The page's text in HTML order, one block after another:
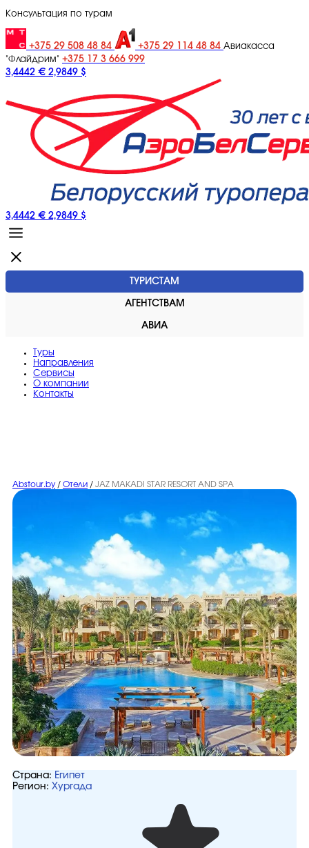
Консультация по турам
+375 29 508 48 84 +375 29 114 48 84 Авиакасса
"Флайдрим" +375 17 3 666 999
3,4442 € 2,9849 $
3,4442 € 2,9849 $
ТУРИСТАМ
АГЕНТСТВАМ
АВИА
Туры
Направления
Сервисы
O компании
Контакты
Abstour.by / Отели / JAZ MAKADI STAR RESORT AND SPA
Страна: Египет
Регион: Хургада